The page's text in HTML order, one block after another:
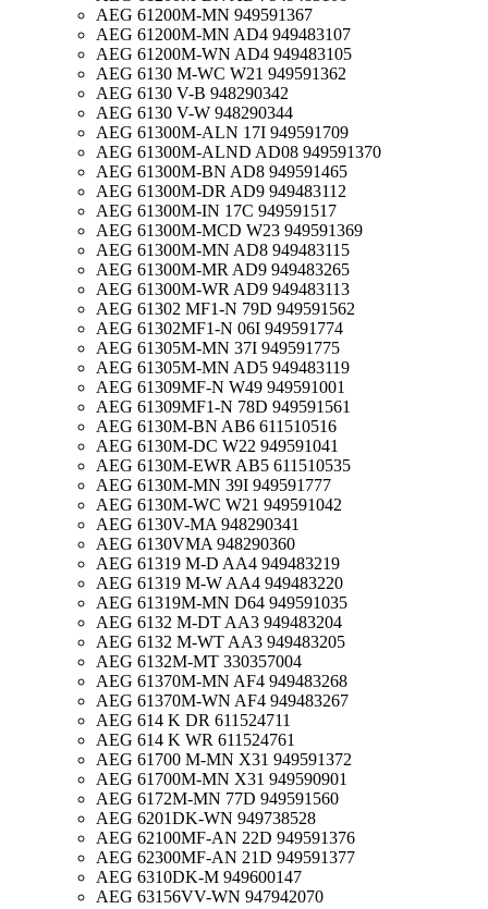
AEG 61200M-MN 949591367
AEG 61200M-MN AD4 949483107
AEG 61200M-WN AD4 949483105
AEG 6130 M-WC W21 949591362
AEG 6130 V-B 948290342
AEG 6130 V-W 948290344
AEG 61300M-ALN 17I 949591709
AEG 61300M-ALND AD08 949591370
AEG 61300M-BN AD8 949591465
AEG 61300M-DR AD9 949483112
AEG 61300M-IN 17C 949591517
AEG 61300M-MCD W23 949591369
AEG 61300M-MN AD8 949483115
AEG 61300M-MR AD9 949483265
AEG 61300M-WR AD9 949483113
AEG 61302 MF1-N 79D 949591562
AEG 61302MF1-N 06I 949591774
AEG 61305M-MN 37I 949591775
AEG 61305M-MN AD5 949483119
AEG 61309MF-N W49 949591001
AEG 61309MF1-N 78D 949591561
AEG 6130M-BN AB6 611510516
AEG 6130M-DC W22 949591041
AEG 6130M-EWR AB5 611510535
AEG 6130M-MN 39I 949591777
AEG 6130M-WC W21 949591042
AEG 6130V-MA 948290341
AEG 6130VMA 948290360
AEG 61319 M-D AA4 949483219
AEG 61319 M-W AA4 949483220
AEG 61319M-MN D64 949591035
AEG 6132 M-DT AA3 949483204
AEG 6132 M-WT AA3 949483205
AEG 6132M-MT 330357004
AEG 61370M-MN AF4 949483268
AEG 61370M-WN AF4 949483267
AEG 614 K DR 611524711
AEG 614 K WR 611524761
AEG 61700 M-MN X31 949591372
AEG 61700M-MN X31 949590901
AEG 6172M-MN 77D 949591560
AEG 6201DK-WN 949738528
AEG 62100MF-AN 22D 949591376
AEG 62300MF-AN 21D 949591377
AEG 6310DK-M 949600147
AEG 63156VV-WN 947942070